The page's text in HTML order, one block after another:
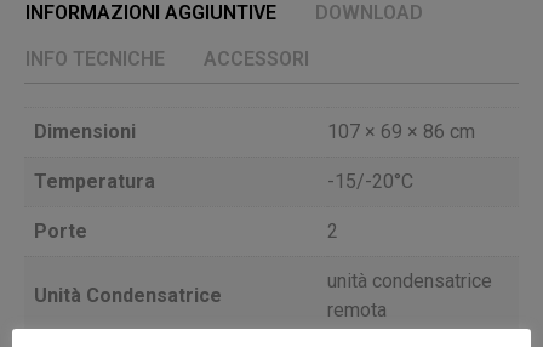
INFORMAZIONI AGGIUNTIVE
DOWNLOAD
INFO TECNICHE
ACCESSORI
Dimensioni 107 × 69 × 86 cm
Temperatura -15/-20°C
Porte 2
Unità Condensatrice
unità condensatrice
remota